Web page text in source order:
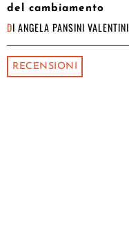
del cambiamento
DI ANGELA PANSINI VALENTINI
RECENSIONI